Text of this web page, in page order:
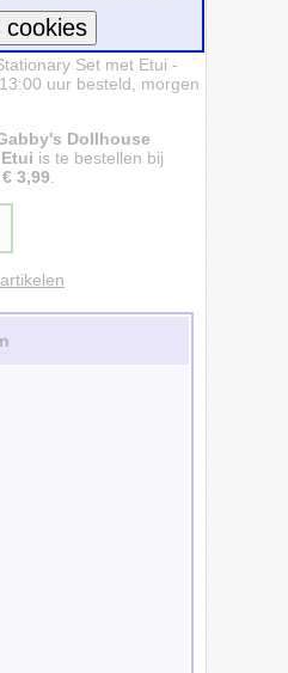
Set met Etui -
uur besteld, morgen
Dollhouse
is te bestellen bij
€ 3,99